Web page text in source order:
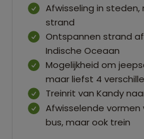
Afwisseling in
strand
Ontspannen strand
Indische Oceaan
Mogelijkheid om
maar liefst 4
Treinrit van Kandy
Afwisselende
bus, maar ook trein